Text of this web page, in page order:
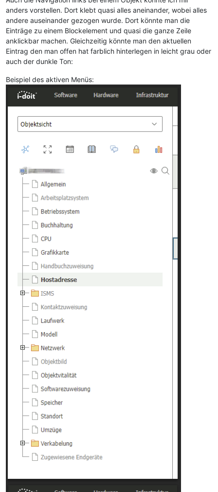
anders vorstellen. Dort klebt quasi alles aneinander, wobei alles
andere auseinander gezogen wurde. Dort könnte man die
Einträge zu einem Blockelement und quasi die ganze Zeile
anklickbar machen. Gleichzeitig könnte man den aktuellen
Eintrag den man offen hat farblich hinterlegen in leicht grau oder
auch der dunkle Ton:
Beispiel des aktiven Menüs: